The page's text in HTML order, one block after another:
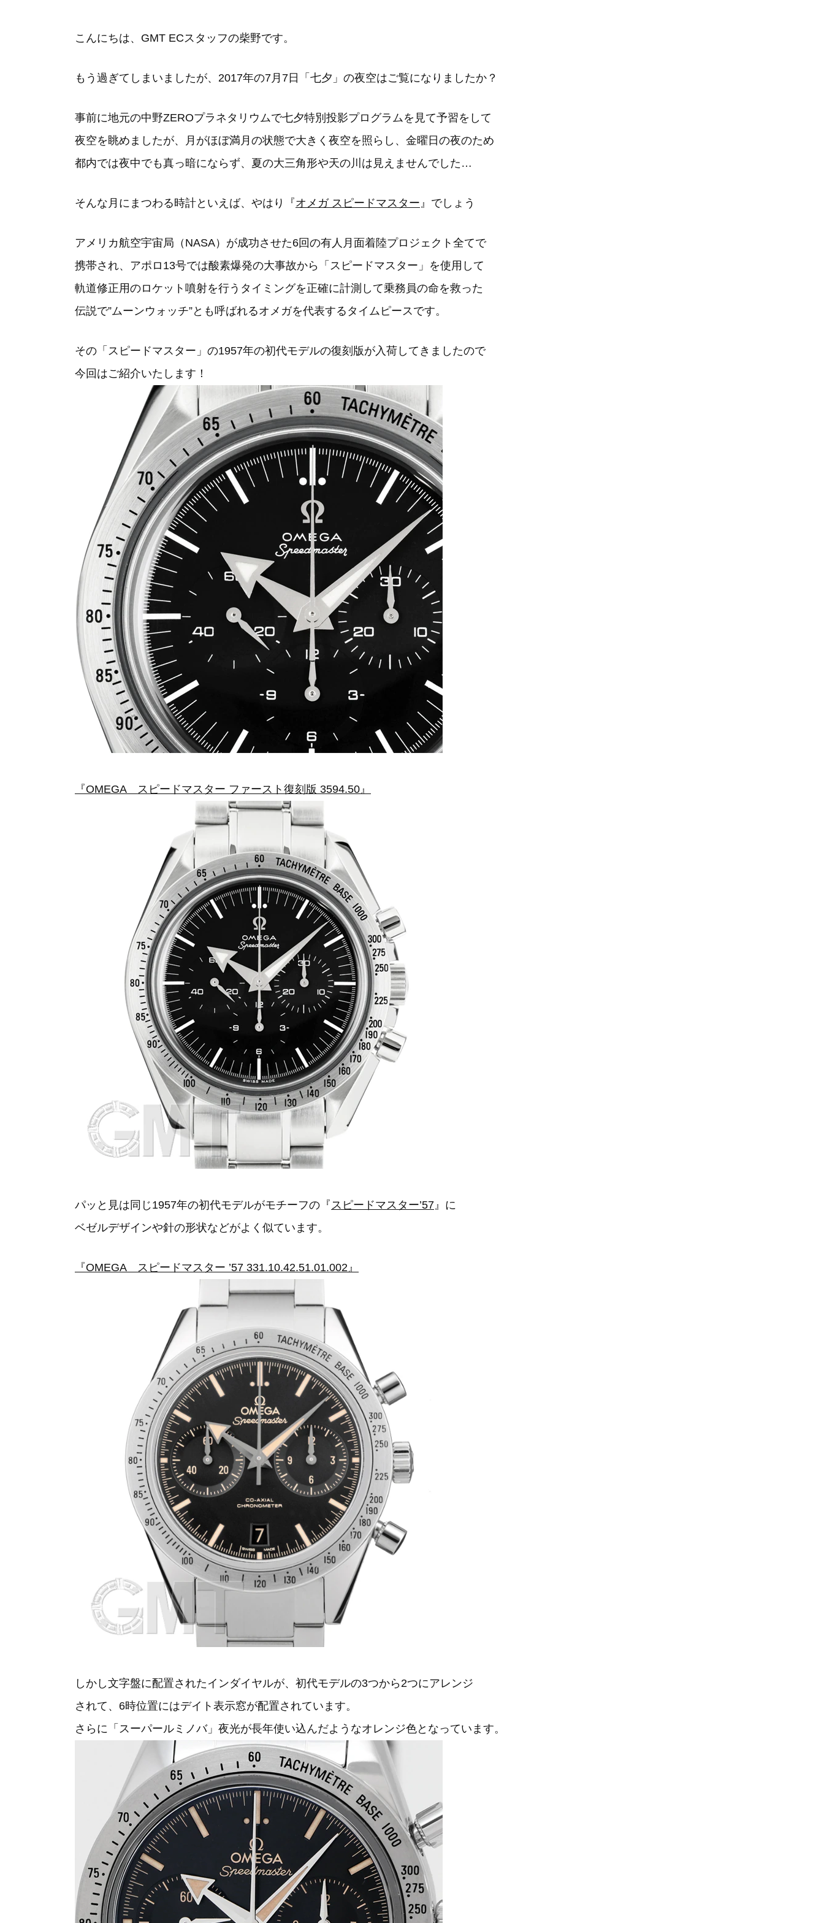
こんにちは、GMT ECスタッフの柴野です。
もう過ぎてしまいましたが、2017年の7月7日「七夕」の夜空はご覧になりましたか？
事前に地元の中野ZEROプラネタリウムで七夕特別投影プログラムを見て予習をして
夜空を眺めましたが、月がほぼ満月の状態で大きく夜空を照らし、金曜日の夜のため
都内では夜中でも真っ暗にならず、夏の大三角形や天の川は見えませんでした…
そんな月にまつわる時計といえば、やはり『オメガ スピードマスター』でしょう
アメリカ航空宇宙局（NASA）が成功させた6回の有人月面着陸プロジェクト全てで
携帯され、アポロ13号では酸素爆発の大事故から「スピードマスター」を使用して
軌道修正用のロケット噴射を行うタイミングを正確に計測して乗務員の命を救った
伝説で”ムーンウォッチ”とも呼ばれるオメガを代表するタイムピースです。
その「スピードマスター」の1957年の初代モデルの復刻版が入荷してきましたので
今回はご紹介いたします！
『OMEGA スピードマスター ファースト復刻版 3594.50』
パッと見は同じ1957年の初代モデルがモチーフの『スピードマスター’57』に
ベゼルデザインや針の形状などがよく似ています。
『OMEGA スピードマスター ’57 331.10.42.51.01.002』
しかし文字盤に配置されたインダイヤルが、初代モデルの3つから2つにアレンジ
されて、6時位置にはデイト表示窓が配置されています。
さらに「スーパールミノバ」夜光が長年使い込んだようなオレンジ色となっています。